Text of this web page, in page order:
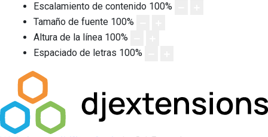
Escalamiento de contenido 100%
Tamaño de fuente 100%
Altura de la línea 100%
Espaciado de letras 100%